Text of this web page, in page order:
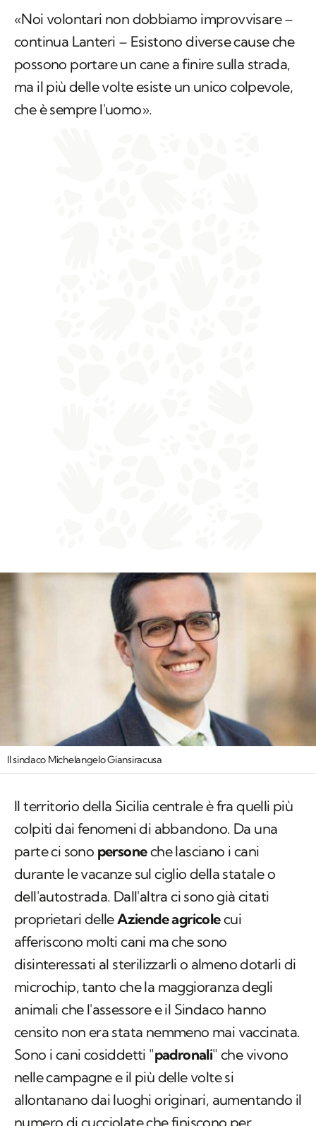
«Noi volontari non dobbiamo improvvisare –
continua Lanteri – Esistono diverse cause che
possono portare un cane a finire sulla strada,
ma il più delle volte esiste un unico colpevole,
che è sempre l'uomo».
Il sindaco Michelangelo Giansiracusa
Il territorio della Sicilia centrale è fra quelli più
colpiti dai fenomeni di abbandono. Da una
parte ci sono personeche lasciano i cani
durante le vacanze sul ciglio della statale o
dell'autostrada. Dall'altra ci sono già citati
proprietari delleAziende agricolecui
afferiscono molti cani ma che sono
disinteressati al sterilizzarli o almeno dotarli di
microchip, tanto che la maggioranza degli
animali che l'assessore e il Sindaco hanno
censito non era stata nemmeno mai vaccinata.
Sono i cani cosiddetti "padronali" che vivono
nelle campagne e il più delle volte si
allontanano dai luoghi originari, aumentando il
numero di cucciolate che finiscono per